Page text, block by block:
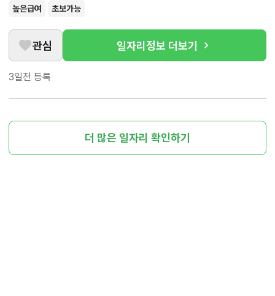
높은급여 초보가능
관심 일자리정보 더보기
3일전 등록
더 많은 일자리 확인하기